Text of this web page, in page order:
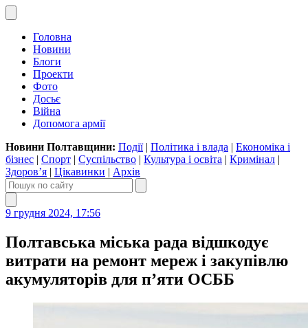
Головна
Новини
Блоги
Проекти
Фото
Досьє
Війна
Допомога армії
Новини Полтавщини: Події| Політика і влада | Економіка і
бізнес | Спорт | Суспільство | Культура і освіта | Кримінал |
Здоров’я | Цікавинки | Архів
9 грудня 2024, 17:56
Полтавська міська рада відшкодує
витрати на ремонт мереж і закупівлю
акумуляторів для п’яти ОСББ